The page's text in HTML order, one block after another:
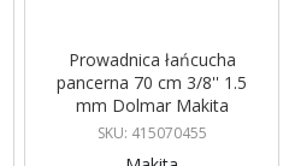
Prowadnica łańcucha
pancerna 70 cm 3/8'' 1.5
mm Dolmar Makita
SKU: 415070455